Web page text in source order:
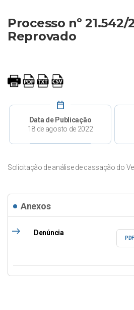
Processo nº 21.542/
Reprovado
calendar_today
Data de Publicação
18 de agosto de 2022
Solicitação de análise de cassação do
Anexos
east Denúncia
PDF